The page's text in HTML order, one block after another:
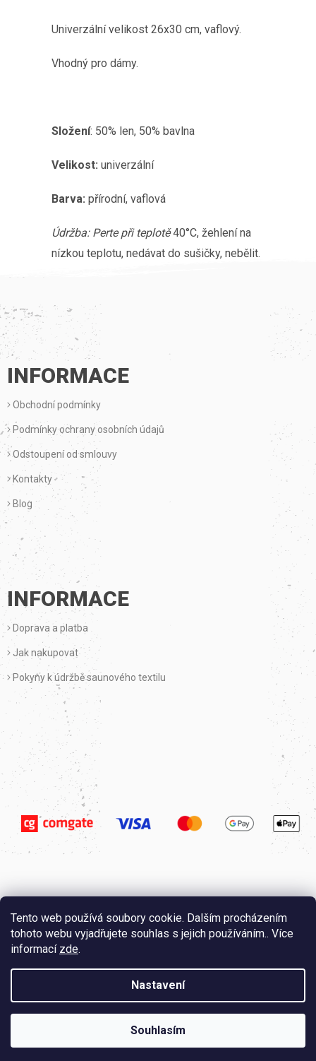
Tento web používá soubory cookie. Dalším procházením
tohoto webu vyjadřujete souhlas s jejich používáním.. Více
informací zde.
Nastavení
Souhlasím
Univerzální velikost 26x30 cm, vaflový.
Vhodný pro dámy.
Složení: 50% len, 50% bavlna
Velikost: univerzální
Barva: přírodní, vaflová
Údržba: Perte při teplotě40°C, žehlení na
nízkou teplotu, nedávat do sušičky, nebělit.
Z
Á
P
T
Í
INFORMACE
Obchodní podmínky
Podmínky ochrany osobních údajů
Odstoupení od smlouvy
Kontakty
Blog
INFORMACE
Doprava a platba
Jak nakupovat
Pokyny k údržbě saunového textilu
Štefan Mazáň
Saunapoint.cz. Všechna práva vyhrazena.